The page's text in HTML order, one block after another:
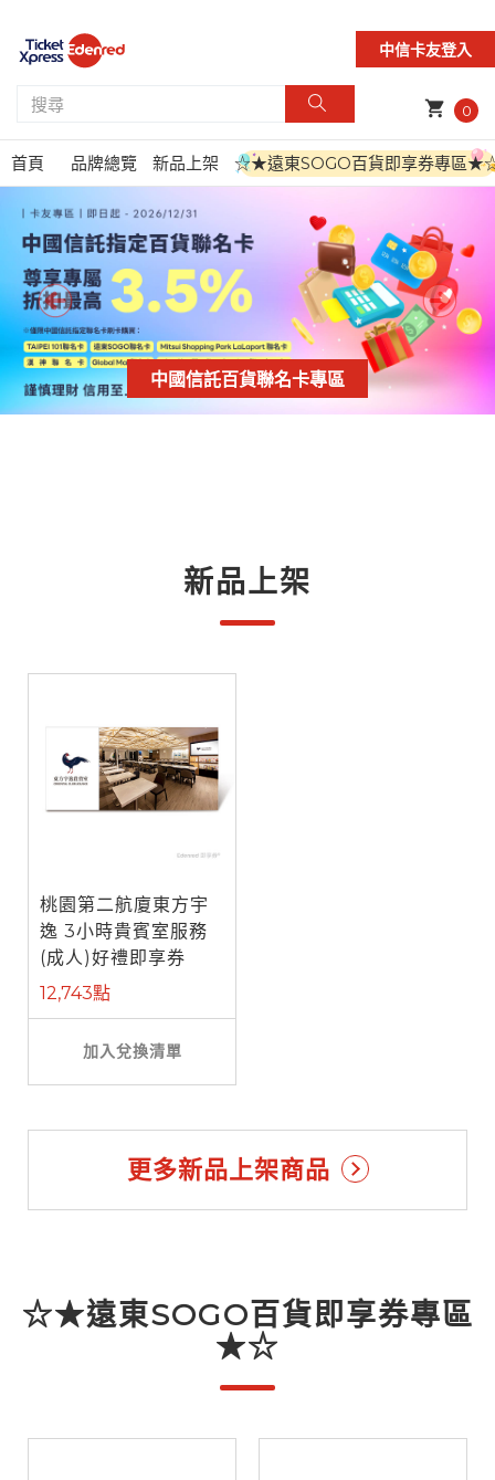
中信卡友登入
shopping_cart 0
首頁 品牌總覽 新品上架 ☆★遠東SOGO百貨即享券專區
中國信託百貨聯名卡專區
新品上架
桃園第二航廈東方宇
逸 3小時貴賓室服務
(成人)好禮即享券
12,743點
加入兌換清單
更多新品上架商品
☆★遠東SOGO百貨即享券專區
★☆